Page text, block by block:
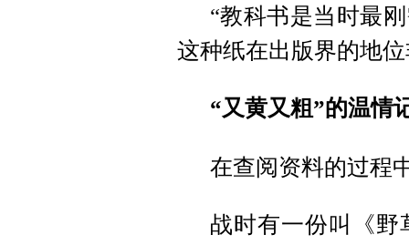
“教科书是当时最
这种纸在出版界的地
“又黄又粗”的温情
在查阅资料的过程
战时有一份叫《